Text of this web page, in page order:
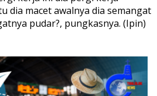
dia macet awalnya dia semangat
pudar?, pungkasnya. (Ipin)